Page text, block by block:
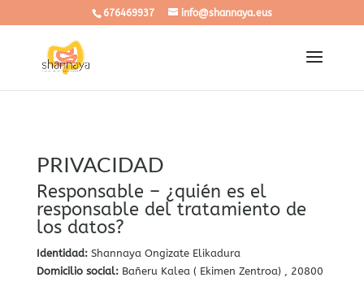
676469937 info@shannaya.eus
PRIVACIDAD
Responsable – ¿quién es el
responsable del tratamiento de
los datos?
Identidad:Shannaya Ongizate Elikadura
Domicilio social:Bañeru Kalea ( Ekimen Zentroa) , 20800